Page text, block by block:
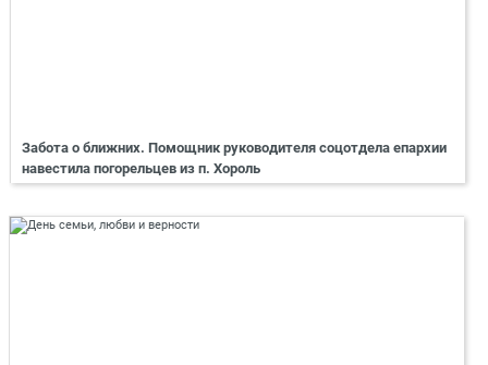
Забота о ближних. Помощник руководителя соцотдела епархии
навестила погорельцев из п. Хороль